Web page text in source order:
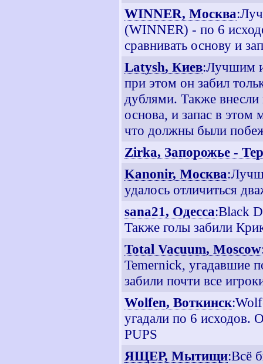
WINNER, Москва
(WINNER) - по 6
сравнивать основу и
Latysh, Киев:Лучшим
при этом он забил
дублями. Также
основа, и запас в этом
что должны были
Zirka, Запорожье -
Kanonir, Москва
удалось отличиться
sana21, Одесса:Black
Также голы забили
Total Vacuum, Moscow
Temernick, угадавшие
забили почти все
Wolfen, Воткинск
угадали по 6 исходов.
PUPS
ЯЩЕР, Мытищи:Всё